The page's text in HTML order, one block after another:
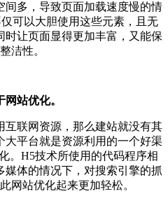
间多，导致页面加载速度慢的情
可以大胆使用这些元素，且无
时让页面显得更加丰富，又能保
洁性。
网站优化。
互联网资源，那么建站就没有其
大平台就是资源利用的一个好渠
。H5技术所使用的代码程序相
体的情况下，对搜索引擎的抓
网站优化起来更加轻松。